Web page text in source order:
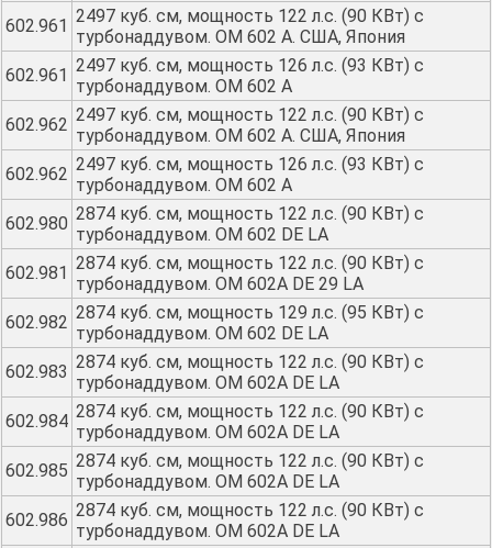
602.961 2497 куб. см, мощность 122 л.с. (90 КВт) с
турбонаддувом. OM 602 A. США, Япония
602.961 2497 куб. см, мощность 126 л.с. (93 КВт) с
турбонаддувом. OM 602 A
602.962 2497 куб. см, мощность 122 л.с. (90 КВт) с
турбонаддувом. OM 602 A. США, Япония
602.962 2497 куб. см, мощность 126 л.с. (93 КВт) с
турбонаддувом. OM 602 A
602.980 2874 куб. см, мощность 122 л.с. (90 КВт) с
турбонаддувом. OM 602 DE LA
602.981 2874 куб. см, мощность 122 л.с. (90 КВт) с
турбонаддувом. OM 602A DE 29 LA
602.982 2874 куб. см, мощность 129 л.с. (95 КВт) с
турбонаддувом. OM 602 DE LA
602.983 2874 куб. см, мощность 122 л.с. (90 КВт) с
турбонаддувом. OM 602A DE LA
602.984 2874 куб. см, мощность 122 л.с. (90 КВт) с
турбонаддувом. OM 602A DE LA
602.985 2874 куб. см, мощность 122 л.с. (90 КВт) с
турбонаддувом. OM 602A DE LA
602.986 2874 куб. см, мощность 122 л.с. (90 КВт) с
турбонаддувом. OM 602A DE LA